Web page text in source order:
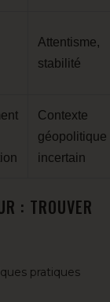
Attentisme,
stabilité
Contexte
géopolitique
incertain
: TROUVER
pratiques